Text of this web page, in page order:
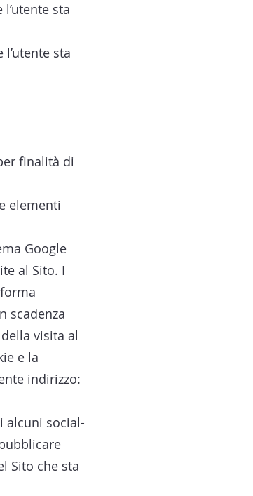
sta
sta
finalità di
elementi
Google
al Sito. I
scadenza
visita al
e la
indirizzo:
alcuni social-
Sito che sta